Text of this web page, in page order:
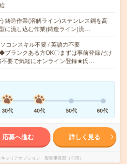
鋳造作業(溶解ライン)ステンレス鋼を高
に流し込む作業(鋳造ライン)流…
コンスキル不要 / 英語力不要
ランクある方OK〇まずは事前登録だけ
不要で気軽にオンライン登録★氏…
30代 40代 50代 60代
応募へ進む 詳しく見る
ャリアオプション 製造事業部（全国）